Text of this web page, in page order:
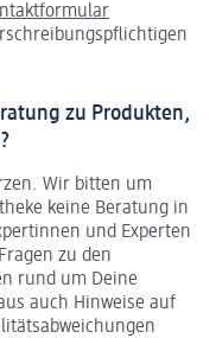
zu Produkten,
Wir bitten um
keine Beratung in
und Experten
zu den
rund um Deine
auch Hinweise auf